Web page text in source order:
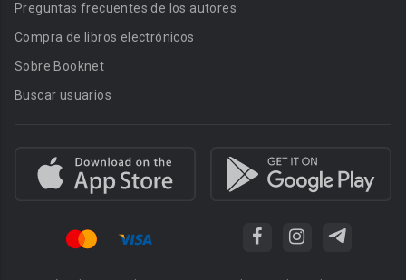
Preguntas frecuentes de los autores
Compra de libros electrónicos
Sobre Booknet
Buscar usuarios